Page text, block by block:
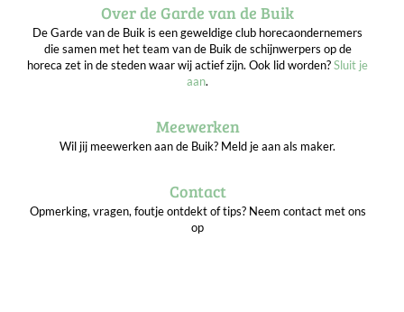
Over de Garde van de Buik
De Garde van de Buik is een geweldige club horecaondernemers
die samen met het team van de Buik de schijnwerpers op de
horeca zet in de steden waar wij actief zijn. Ook lid worden?Sluit je
aan.
Meewerken
Wil jij meewerken aan de Buik? Meld je aan als maker.
Contact
Opmerking, vragen, foutje ontdekt of tips? Neem contact met ons
op